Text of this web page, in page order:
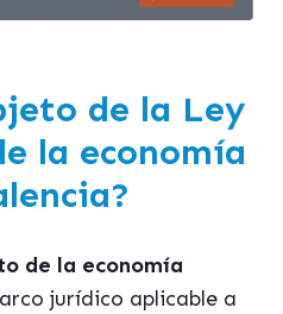
de la Ley
la economía
de la economía
jurídico aplicable a